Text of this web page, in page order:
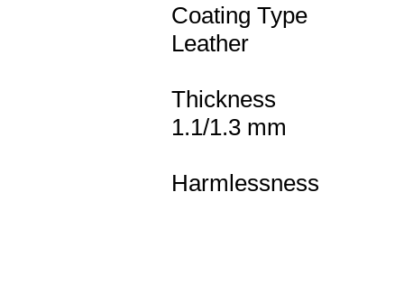
Coating Type
Leather
Thickness
1.1/1.3 mm
Harmlessness